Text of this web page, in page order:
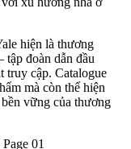
hiện là thương
đoàn dẫn đầu
truy cập. Catalogue
mà còn thể hiện
vững của thương